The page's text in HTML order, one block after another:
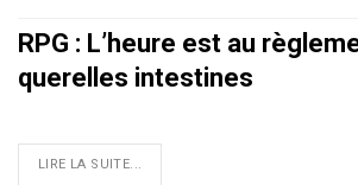
RPG : L’heure est au
querelles intestines
LIRE LA SUITE...